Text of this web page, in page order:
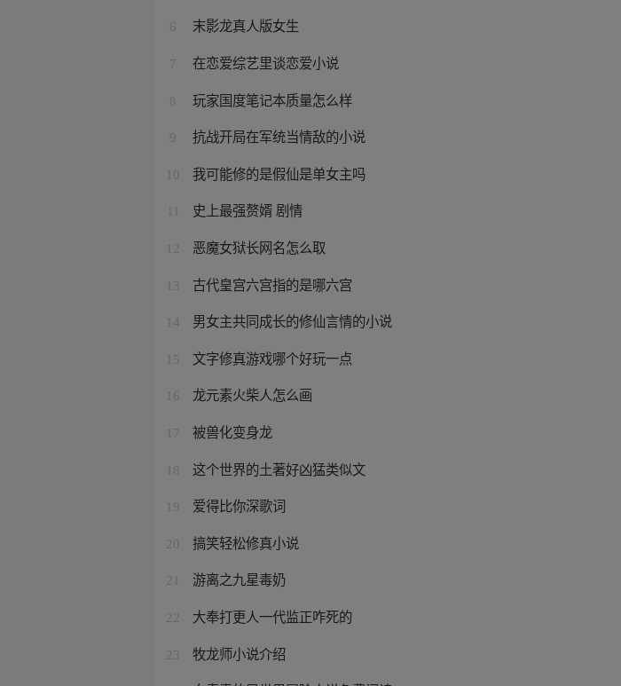
6 末影龙真人版女生
7 在恋爱综艺里谈恋爱小说
8 玩家国度笔记本质量怎么样
9 抗战开局在军统当情敌的小说
10 我可能修的是假仙是单女主吗
史上最强赘婿 剧情
12 恶魔女狱长网名怎么取
13 古代皇宫六宫指的是哪六宫
14 男女主共同成长的修仙言情的小说
15 文字修真游戏哪个好玩一点
16 龙元素火柴人怎么画
17 被兽化变身龙
18 这个世界的土著好凶猛类似文
19 爱得比你深歌词
20 搞笑轻松修真小说
21 游离之九星毒奶
22 大奉打更人一代监正咋死的
23 牧龙师小说介绍